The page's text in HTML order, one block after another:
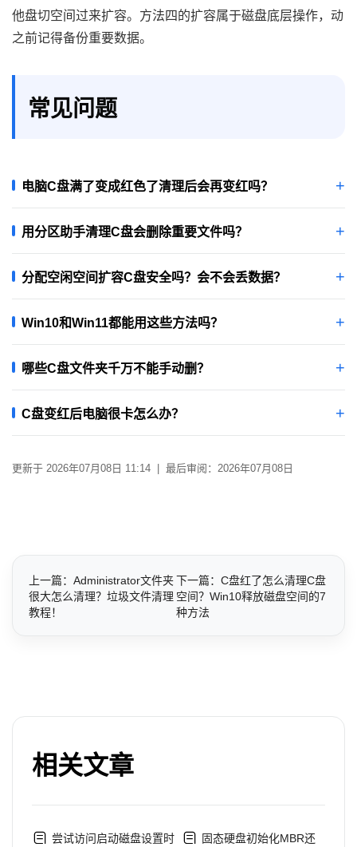
他盘切空间过来扩容。方法四的扩容属于磁盘底层操作，动
之前记得备份重要数据。
常见问题
电脑C盘满了变成红色了清理后会再变红吗？
用分区助手清理C盘会删除重要文件吗？
分配空闲空间扩容C盘安全吗？会不会丢数据？
Win10和Win11都能用这些方法吗？
哪些C盘文件夹千万不能手动删？
C盘变红后电脑很卡怎么办？
更新于 2026年07月08日 11:14 | 最后审阅：2026年07月08日
上一篇：Administrator文件夹
很大怎么清理？垃圾文件清理
教程！
下一篇：C盘红了怎么清理C盘
空间？Win10释放磁盘空间的7
种方法
相关文章
尝试访问启动磁盘设置时
固态硬盘初始化MBR还